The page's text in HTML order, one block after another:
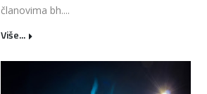
članovima bh....
Više...